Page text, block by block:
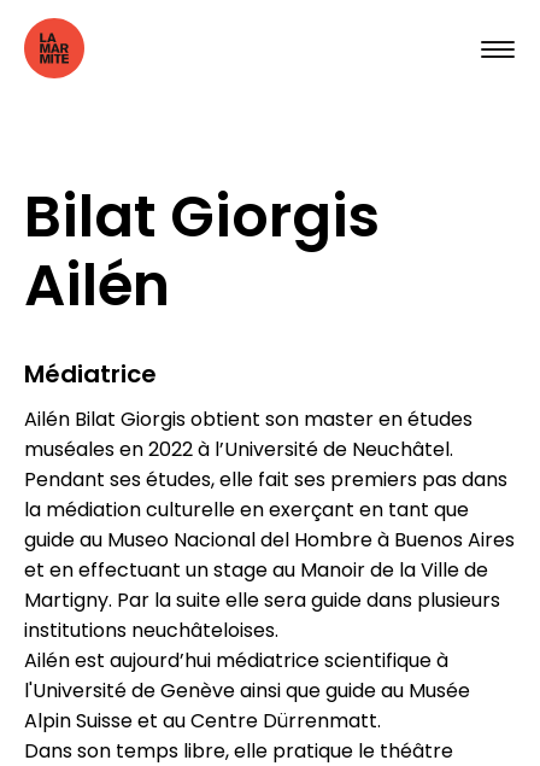
Bilat Giorgis
Ailén
Médiatrice
Ailén Bilat Giorgis obtient son master en études
muséales en 2022 à l’Université de Neuchâtel.
Pendant ses études, elle fait ses premiers pas dans
la médiation culturelle en exerçant en tant que
guide au Museo Nacional del Hombre à Buenos Aires
et en effectuant un stage au Manoir de la Ville de
Martigny. Par la suite elle sera guide dans plusieurs
institutions neuchâteloises.
Ailén est aujourd’hui médiatrice scientifique à
l'Université de Genève ainsi que guide au Musée
Alpin Suisse et au Centre Dürrenmatt.
Dans son temps libre, elle pratique le théâtre